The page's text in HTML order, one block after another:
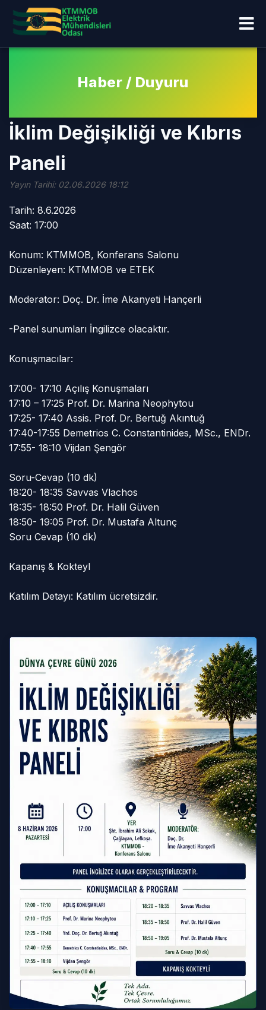
Haber / Duyuru
İklim Değişikliği ve Kıbrıs
Paneli
Yayın Tarihi: 02.06.2026 18:12
Tarih: 8.6.2026
Saat: 17:00
Konum: KTMMOB, Konferans Salonu
Düzenleyen: KTMMOB ve ETEK
Moderator: Doç. Dr. İme Akanyeti Hançerli
-Panel sunumları İngilizce olacaktır.
Konuşmacılar:
17:00- 17:10 Açılış Konuşmaları
17:10 – 17:25 Prof. Dr. Marina Neophytou
17:25- 17:40 Assis. Prof. Dr. Bertuğ Akıntuğ
17:40-17:55 Demetrios C. Constantinides, MSc., ENDr.
17:55- 18:10 Vijdan Şengör
Soru-Cevap (10 dk)
18:20- 18:35 Savvas Vlachos
18:35- 18:50 Prof. Dr. Halil Güven
18:50- 19:05 Prof. Dr. Mustafa Altunç
Soru Cevap (10 dk)
Kapanış & Kokteyl
Katılım Detayı: Katılım ücretsizdir.